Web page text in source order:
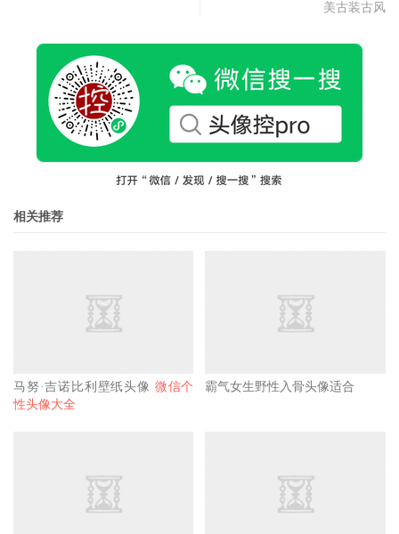
美古装古风
相关推荐
马努·吉诺比利壁纸头像 微信个
性头像大全
霸气女生野性入骨头像适合